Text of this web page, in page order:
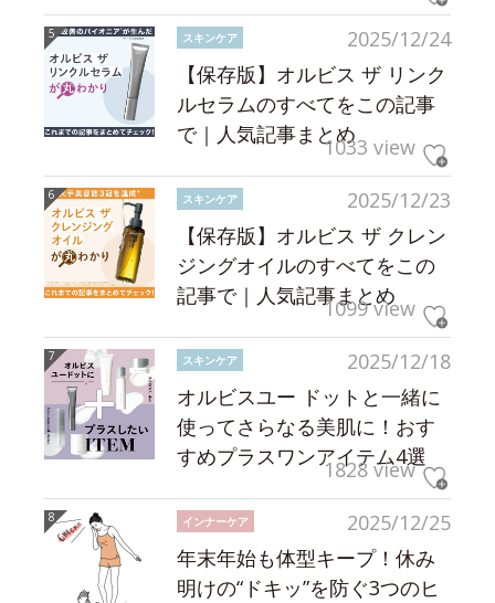
2025/12/24
スキンケア
【保存版】オルビス ザ リンク
ルセラムのすべてをこの記事
で｜人気記事まとめ1033 view
2025/12/23
スキンケア
【保存版】オルビス ザ クレン
ジングオイルのすべてをこの
記事で｜人気記事まとめ
1099 view
2025/12/18
スキンケア
オルビスユー ドットと一緒に
使ってさらなる美肌に！おす
すめプラスワンアイテム4選
1828 view
2025/12/25
インナーケア
年末年始も体型キープ！休み
明けの“ドキッ”を防ぐ3つのヒ